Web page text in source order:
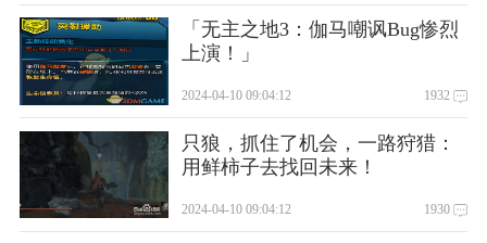
驱动程序更新
「无主之地3：伽马嘲讽Bug惨烈
上演！」
2024-04-10 09:04:12 1932
只狼，抓住了机会，一路狩猎：
用鲜柿子去找回未来！
2024-04-10 09:04:12 1930